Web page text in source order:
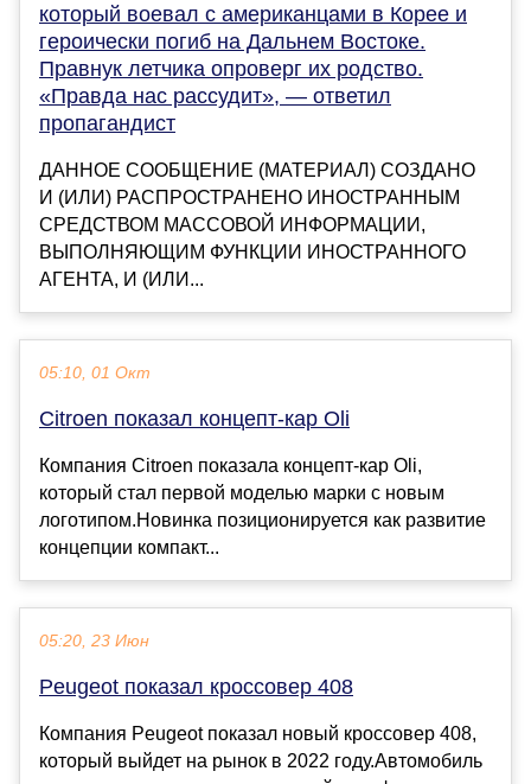
который воевал с американцами в Корее и
героически погиб на Дальнем Востоке.
Правнук летчика опроверг их родство.
«Правда нас рассудит», — ответил
пропагандист
ДАННОЕ СООБЩЕНИЕ (МАТЕРИАЛ) СОЗДАНО
И (ИЛИ) РАСПРОСТРАНЕНО ИНОСТРАННЫМ
СРЕДСТВОМ МАССОВОЙ ИНФОРМАЦИИ,
ВЫПОЛНЯЮЩИМ ФУНКЦИИ ИНОСТРАННОГО
АГЕНТА, И (ИЛИ...
05:10, 01 Окт
Citroen показал концепт-кар Oli
Компания Citroen показала концепт-кар Oli,
который стал первой моделью марки с новым
логотипом.Новинка позиционируется как развитие
концепции компакт...
05:20, 23 Июн
Peugeot показал кроссовер 408
Компания Peugeot показал новый кроссовер 408,
который выйдет на рынок в 2022 году.Автомобиль